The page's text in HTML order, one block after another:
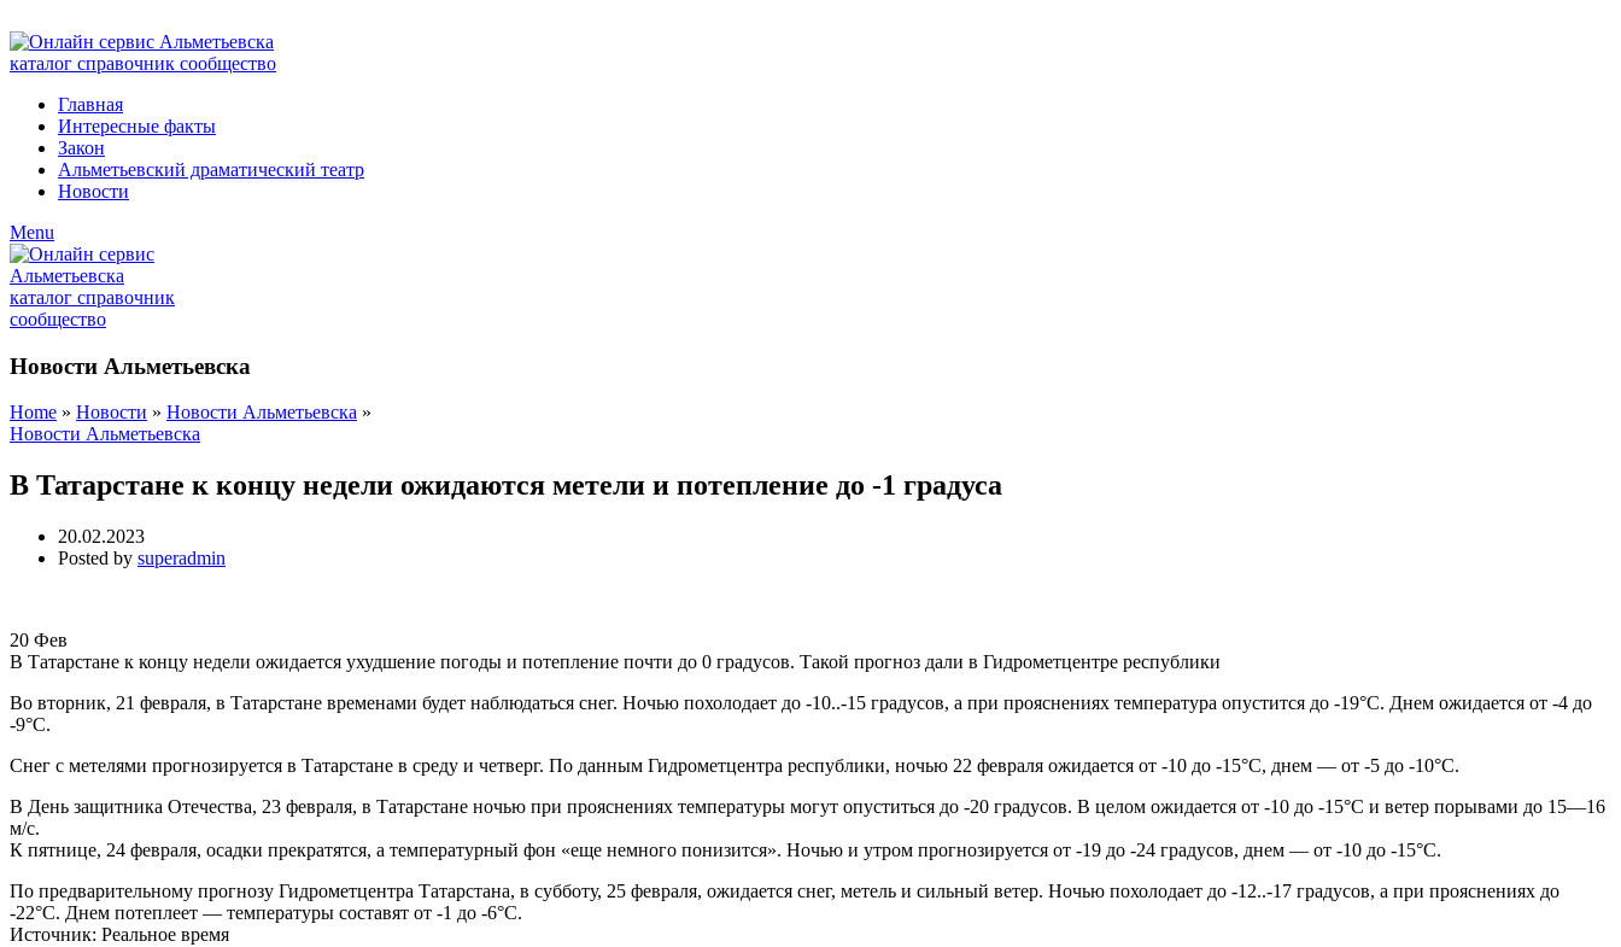
Главная
Интересные факты
Закон
Альметьевский драматический театр
Новости
Menu
Новости Альметьевска
Home » Новости » Новости Альметьевска »
Новости Альметьевска
В Татарстане к концу недели ожидаются метели и потепление до -1 градуса
20.02.2023
Posted by superadmin
20 Фев
В Татарстане к концу недели ожидается ухудшение погоды и потепление почти до 0 градусов. Такой прогноз дали в Гидрометцентре республики
Во вторник, 21 февраля, в Татарстане временами будет наблюдаться снег. Ночью похолодает до -10..-15 градусов, а при прояснениях температура опустится до -19°С. Днем ожидается от -4 до
-9°С.
Снег с метелями прогнозируется в Татарстане в среду и четверг. По данным Гидрометцентра республики, ночью 22 февраля ожидается от -10 до -15°С, днем — от -5 до -10°С.
В День защитника Отечества, 23 февраля, в Татарстане ночью при прояснениях температуры могут опуститься до -20 градусов. В целом ожидается от -10 до -15°С и ветер порывами до 15—16
м/с.
К пятнице, 24 февраля, осадки прекратятся, а температурный фон «еще немного понизится». Ночью и утром прогнозируется от -19 до -24 градусов, днем — от -10 до -15°С.
По предварительному прогнозу Гидрометцентра Татарстана, в субботу, 25 февраля, ожидается снег, метель и сильный ветер. Ночью похолодает до -12..-17 градусов, а при прояснениях до
-22°С. Днем потеплеет — температуры составят от -1 до -6°С.
Источник: Реальное время